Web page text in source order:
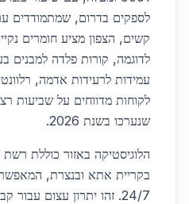
לספקים בדרום, שמתמודדים
קשים, הצפון מציע חומרים
לדוגמה, קורות פלדה למבנים
עמידות לרעידות אדמה,
שנערכו בשנת 2026.
הלוגיסטיקה באזור כוללת
בקריית אתא ובנצרת,
24/7. זהו יתרון עצום